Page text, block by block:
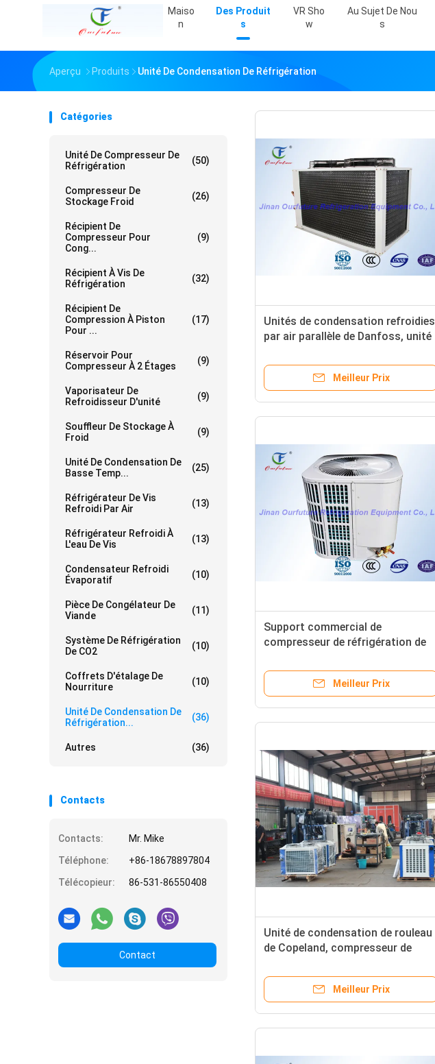
Maiso
N
Des Produit
S
VR Sho
W
Au Sujet De Nou
S
Aperçu Produits Unité De Condensation De Réfrigération
Catégories
Unité De Compresseur De
Réfrigération
(50)
Compresseur De
Stockage Froid
(26)
Récipient De
Compresseur Pour
Cong...
(9)
Récipient À Vis De
Réfrigération
(32)
Récipient De
Compression À Piston
Pour ...
(17)
Réservoir Pour
Compresseur À 2 Étages
(9)
Vaporisateur De
Refroidisseur D'unité
(9)
Souffleur De Stockage À
Froid
(9)
Unité De Condensation De
Basse Temp...
(25)
Réfrigérateur De Vis
Refroidi Par Air
(13)
Réfrigérateur Refroidi À
L'eau De Vis
(13)
Condensateur Refroidi
Évaporatif
(10)
Pièce De Congélateur De
Viande
(11)
Système De Réfrigération
De CO2
(10)
Coffrets D'étalage De
Nourriture
(10)
Unité De Condensation De
Réfrigération...
(36)
Autres (36)
Contacts
Contacts:
Mr. Mike
Téléphone:
+86-18678897804
Télécopieur:
86-531-86550408
Contact
Unités de condensation refroidies
par air parallèle de Danfoss, unité
chambres R22
Meilleur Prix
Support commercial de
compresseur de réfrigération de
d'automobile de sécurité de PLC
Meilleur Prix
Unité de condensation de rouleau
de Copeland, compresseur de
nourriture
Meilleur Prix